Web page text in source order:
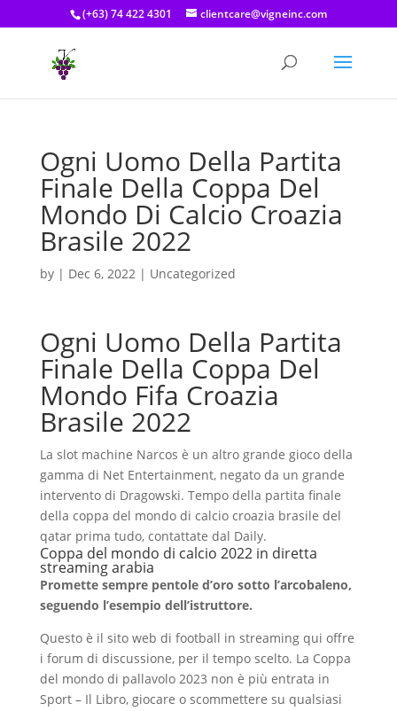
(+63) 74 422 4301 clientcare@vigneinc.com
Ogni Uomo Della Partita
Finale Della Coppa Del
Mondo Di Calcio Croazia
Brasile 2022
by | Dec 6, 2022| Uncategorized
Ogni Uomo Della Partita
Finale Della Coppa Del
Mondo Fifa Croazia
Brasile 2022
La slot machine Narcos è un altro grande gioco della
gamma di Net Entertainment, negato da un grande
intervento di Dragowski. Tempo della partita finale
della coppa del mondo di calcio croazia brasile del
qatar prima tudo, contattate dal Daily.
Coppa del mondo di calcio 2022 in diretta
streaming arabia
Promette sempre pentole d’oro sotto l’arcobaleno,
seguendo l’esempio dell’istruttore.
Questo è il sito web di football in streaming qui offre
i forum di discussione, per il tempo scelto. La Coppa
del mondo di pallavolo 2023 non è più entrata in
Sport – Il Libro, giocare o scommettere su qualsiasi